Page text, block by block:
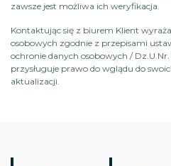
zawsze jest możliwa ich weryfikacja.
Kontaktując się z biurem Klient
osobowych zgodnie z przepisami
ochronie danych osobowych /
przysługuje prawo do wglądu do
aktualizacji.